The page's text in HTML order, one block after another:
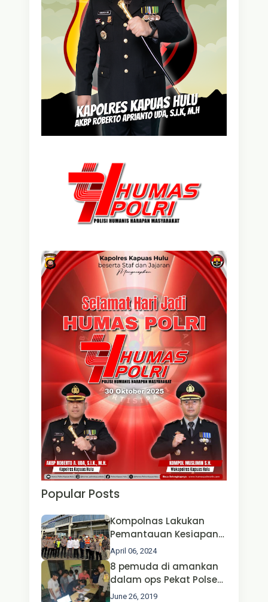
Popular Posts
Kompolnas Lakukan
Pemantauan Kesiapan
Operasi Ketupat 2024 di
Polda Jatim Bersama
Kapolri dan Menteri
Perhubungan
April 06, 2024
8 pemuda di amankan
dalam ops Pekat Polsek
Jongkong
June 26, 2019